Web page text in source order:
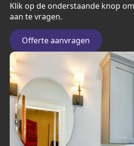
Klik op de onderstaande knop
aan te vragen.
Offerte aanvragen